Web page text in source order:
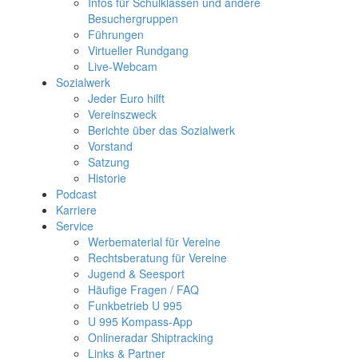
Besuchergruppen
Führungen
Virtueller Rundgang
Live-Webcam
Sozialwerk
Jeder Euro hilft
Vereinszweck
Berichte über das Sozialwerk
Vorstand
Satzung
Historie
Podcast
Karriere
Service
Werbematerial für Vereine
Rechtsberatung für Vereine
Jugend & Seesport
Häufige Fragen / FAQ
Funkbetrieb U 995
U 995 Kompass-App
Onlineradar Shiptracking
Links & Partner